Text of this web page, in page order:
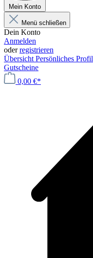
Mein Konto
Menü schließen
Dein Konto
Anmelden
oderregistrieren
Übersicht Persönliches Profil
Gutscheine
0,00 €*